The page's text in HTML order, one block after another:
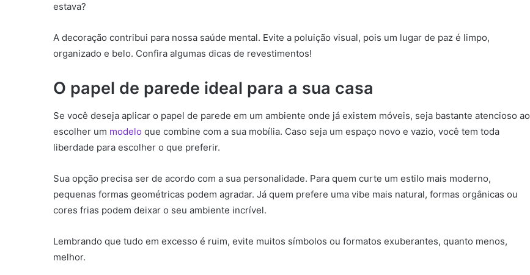
estava?
A decoração contribui para nossa saúde mental. Evite a poluição visual, pois um lugar de paz é limpo,
organizado e belo. Confira algumas dicas de revestimentos!
O papel de parede ideal para a sua casa
Se você deseja aplicar o papel de parede em um ambiente onde já existem móveis, seja bastante atencioso ao
escolher um modelo que combine com a sua mobília. Caso seja um espaço novo e vazio, você tem toda
liberdade para escolher o que preferir.
Sua opção precisa ser de acordo com a sua personalidade. Para quem curte um estilo mais moderno,
pequenas formas geométricas podem agradar. Já quem prefere uma vibe mais natural, formas orgânicas ou
cores frias podem deixar o seu ambiente incrível.
Lembrando que tudo em excesso é ruim, evite muitos símbolos ou formatos exuberantes, quanto menos,
melhor.